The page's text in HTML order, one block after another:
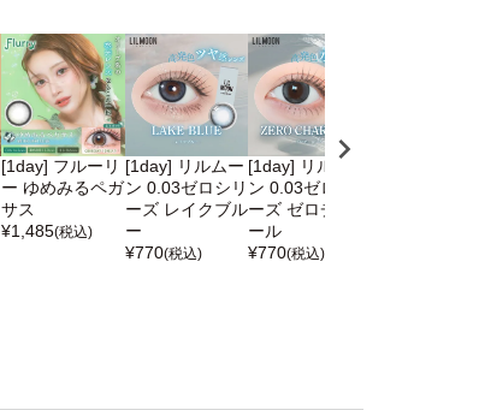
[1day] フルーリ
ー ゆめみるペガ
サス
¥1,485(税込)
[1day] リルムー
ン 0.03ゼロシリ
ーズ レイクブル
ー
¥770(税込)
[1day] リルムー
ン 0.03ゼロシリ
ーズ ゼロチャコ
ール
¥770(税込)